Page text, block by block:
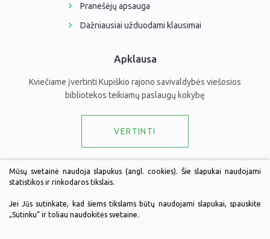
Pranešėjų apsauga
Dažniausiai užduodami klausimai
Apklausa
Kviečiame įvertinti Kupiškio rajono savivaldybės viešosios
bibliotekos teikiamų paslaugų kokybę
VERTINTI
Draugaukime
Mūsų svetainė naudoja slapukus (angl. cookies). Šie slapukai naudojami
statistikos ir rinkodaros tikslais.
Jei Jūs sutinkate, kad šiems tikslams būtų naudojami slapukai, spauskite
„Sutinku“ ir toliau naudokitės svetaine.